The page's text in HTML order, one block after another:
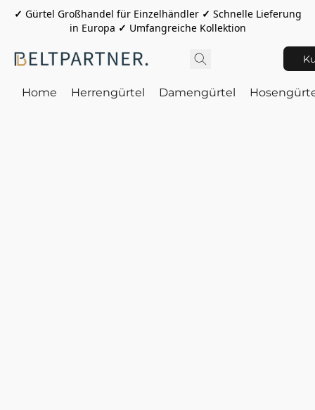
✓ Gürtel Großhandel für Einzelhändler ✓ Schnelle Lieferung
in Europa ✓ Umfangreiche Kollektion
Home Herrengürtel Damengürtel